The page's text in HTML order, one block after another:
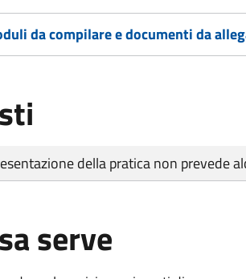
da compilare e documenti da
pagamentodella pratica non prevede
serve